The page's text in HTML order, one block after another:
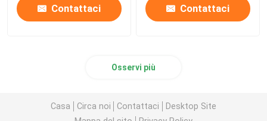
Contattaci Contattaci
Osservi più
Casa Circa noi Contattaci
Desktop Site